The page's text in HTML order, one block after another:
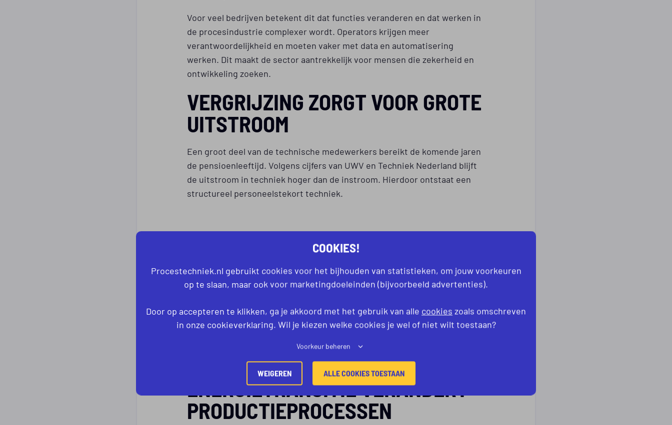
Voor veel bedrijven betekent dit dat functies veranderen en dat werken in
de procesindustrie complexer wordt. Operators krijgen meer
verantwoordelijkheid en moeten vaker met data en automatisering
werken. Dit maakt de sector aantrekkelijk voor mensen die zekerheid en
ontwikkeling zoeken.
VERGRIJZING ZORGT VOOR GROTE
UITSTROOM
Een groot deel van de technische medewerkers bereikt de komende jaren
de pensioenleeftijd. Volgens cijfers van UWV en Techniek Nederland blijft
de uitstroom in techniek hoger dan de instroom. Hierdoor ontstaat een
structureel personeelstekort techniek.
GEVOLGEN DIE JE NU AL ZIET
Bedrijven zoeken continu nieuwe operators
Opleidingen krijgen meer aandacht vanuit werkgevers
Werkzekerheid in procestechniek groeit zichtbaar
Deze uitstroom maakt dat bedrijven sneller nieuwe medewerkers
aannemen en vaker investeren in opleiding op de werkvloer.
ENERGIETRANSITIE VERANDERT
PRODUCTIEPROCESSEN
COOKIES!
Procestechniek.nl gebruikt cookies voor het bijhouden van statistieken, om jouw voorkeuren
op te slaan, maar ook voor marketingdoeleinden (bijvoorbeeld advertenties).
Door op accepteren te klikken, ga je akkoord met het gebruik van alle cookies zoals omschreven
in onze cookieverklaring. Wil je kiezen welke cookies je wel of niet wilt toestaan?
Voorkeur beheren
WEIGEREN ALLE COOKIES TOESTAAN